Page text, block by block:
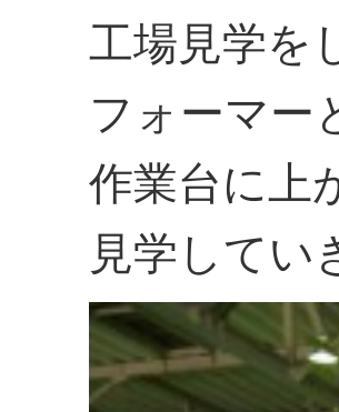
工場見学を
フォーマー
作業台に上
見学してい